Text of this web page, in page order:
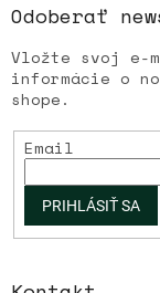
Odoberať
Vložte svoj e-
informácie o
shope.
Email
PRIHLÁSIŤ SA